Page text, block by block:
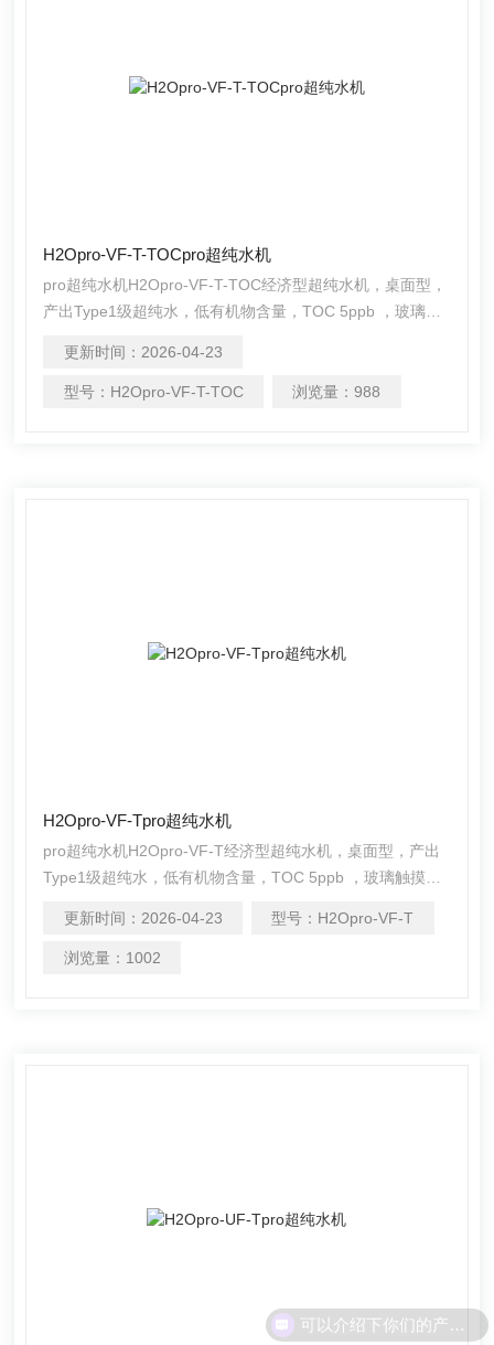
H2Opro-VF-T-TOCpro超纯水机
pro超纯水机H2Opro-VF-T-TOC经济型超纯水机，桌面型，
产出Type1级超纯水，低有机物含量，TOC 5ppb ，玻璃触
更新时间： 2026-04-23
型号： H2Opro-VF-T-TOC 浏览量：988
H2Opro-VF-Tpro超纯水机
pro超纯水机H2Opro-VF-T经济型超纯水机，桌面型，产出
Type1级超纯水，低有机物含量，TOC 5ppb ，玻璃触摸屏
更新时间： 2026-04-23 型号： H2Opro-VF-T
浏览量： 1002